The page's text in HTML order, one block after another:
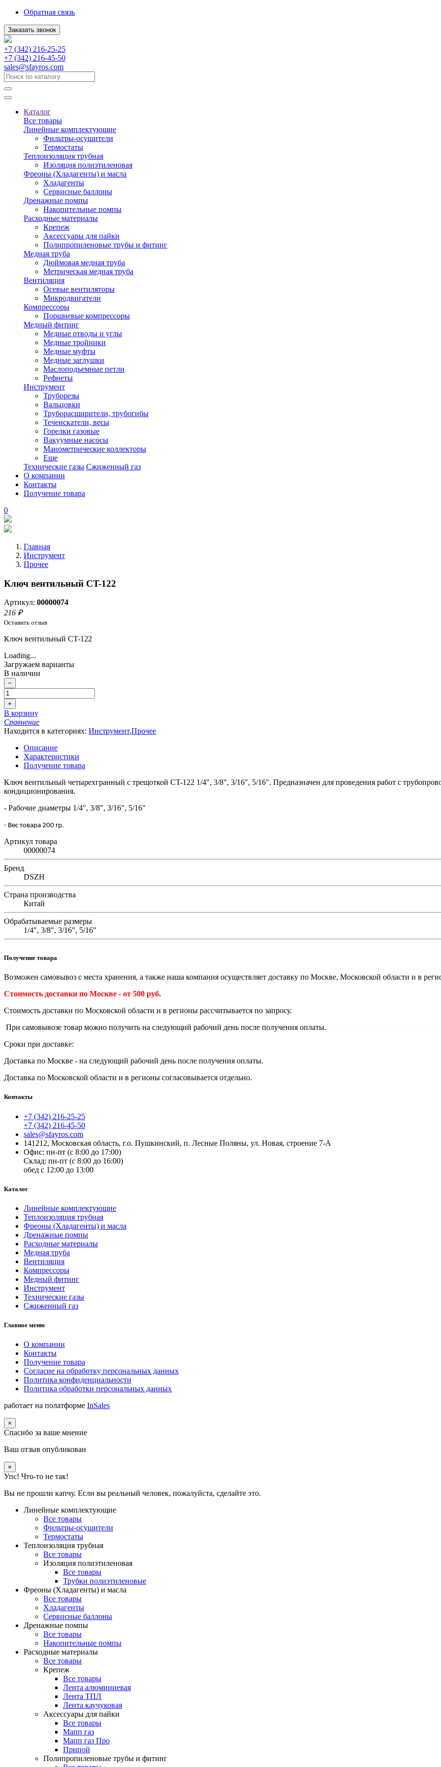
Обратная связь
Заказать звонок
+7 (342) 216-25-25
+7 (342) 216-45-50
sales@sfayros.com
Каталог
Все товары
Линейные комплектующие
Фильтры-осушители
Термостаты
Теплоизоляция трубная
Изоляция полиэтиленовая
Фреоны (Хладагенты) и масла
Хладагенты
Сервисные баллоны
Дренажные помпы
Накопительные помпы
Расходные материалы
Крепеж
Аксессуары для пайки
Полипропиленовые трубы и фитинг
Медная труба
Дюймовая медная труба
Метрическая медная труба
Вентиляция
Осевые вентиляторы
Микродвигатели
Компрессоры
Поршневые компрессоры
Медный фитинг
Медные отводы и углы
Медные тройники
Медные муфты
Медные заглушки
Маслоподъемные петли
Рефнеты
Инструмент
Труборезы
Вальцовки
Труборасширители, трубогибы
Течеискатели, весы
Горелки газовые
Вакуумные насосы
Манометрические коллекторы
Еще
Технические газы Сжиженный газ
О компании
Контакты
Получение товара
0
Главная
Инструмент
Прочее
Ключ вентильный CT-122
Артикул: 00000074
216 ₽
Оставить отзыв
Ключ вентильный CT-122
Loading...
Загружаем варианты
В наличии
−
+
В корзину
Сравнение
Находится в категориях: Инструмент,Прочее
Описание
Характеристики
Получение товара
Ключ вентильный четырехгранный с трещоткой CT-122 1/4", 3/8", 3/16", 5/16". Предназначен для проведения работ с
кондиционирования.
- Рабочие диаметры 1/4", 3/8", 3/16", 5/16"
- Вес товара 200 гр.
Артикул товара
00000074
Бренд
DSZH
Страна производства
Китай
Обрабатываемые размеры
1/4", 3/8", 3/16", 5/16"
Получение товара
Возможен самовывоз с места хранения, а также наша компания осуществляет доставку по Москве, Московской области и в
Стоимость доставки по Москве - от 500 руб.
Стоимость доставки по Московской области и в регионы рассчитывается по запросу.
При самовывозе товар можно получить на следующий рабочий день после получения оплаты.
Сроки при доставке:
Доставка по Москве - на следующий рабочий день после получения оплаты.
Доставка по Московской области и в регионы согласовывается отдельно.
Контакты
+7 (342) 216-25-25
+7 (342) 216-45-50
sales@sfayros.com
141212, Московская область, г.о. Пушкинский, п. Лесные Поляны, ул. Новая, строение 7-А
Офис: пн-пт (с 8:00 до 17:00)
Склад: пн-пт (с 8:00 до 16:00)
обед с 12:00 до 13:00
Каталог
Линейные комплектующие
Теплоизоляция трубная
Фреоны (Хладагенты) и масла
Дренажные помпы
Расходные материалы
Медная труба
Вентиляция
Компрессоры
Медный фитинг
Инструмент
Технические газы
Сжиженный газ
Главное меню
О компании
Контакты
Получение товара
Согласие на обработку персональных данных
Политика конфиденциальности
Политика обработки персональных данных
работает на полатформе InSales
×
Спасибо за ваше мнение
Ваш отзыв опубликован
×
Упс! Что-то не так!
Вы не прошли капчу. Если вы реальный человек, пожалуйста, сделайте это.
Линейные комплектующие
Все товары
Фильтры-осушители
Термостаты
Теплоизоляция трубная
Все товары
Изоляция полиэтиленовая
Все товары
Трубки полиэтиленовые
Фреоны (Хладагенты) и масла
Все товары
Хладагенты
Сервисные баллоны
Дренажные помпы
Все товары
Накопительные помпы
Расходные материалы
Все товары
Крепеж
Все товары
Лента алюминиевая
Лента ТПЛ
Лента каучуковая
Аксессуары для пайки
Все товары
Мапп газ
Мапп газ Про
Припой
Полипропиленовые трубы и фитинг